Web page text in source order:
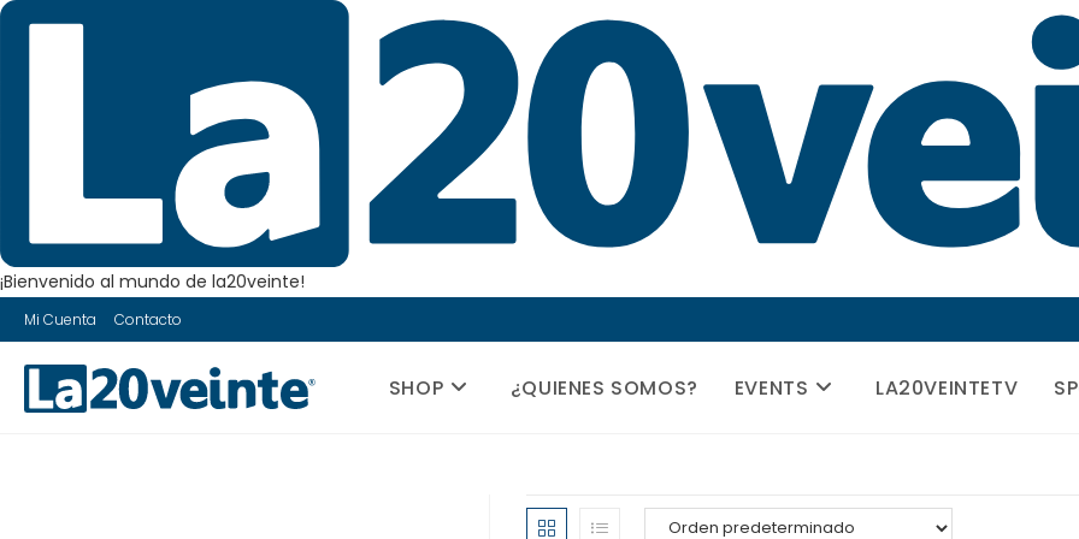
¡Bienvenido al mundo de la20veinte!
Saltar
al
contenido
Mi Cuenta Contacto
SHOP ¿QUIENES SOMOS? EVENTS LA20VEINTETV